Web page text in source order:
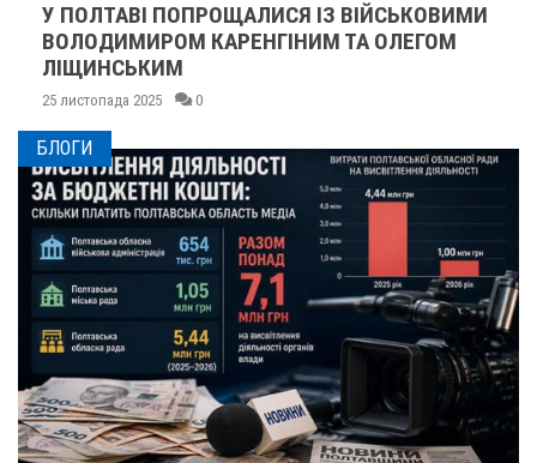
У ПОЛТАВІ ПОПРОЩАЛИСЯ ІЗ ВІЙСЬКОВИМИ
ВОЛОДИМИРОМ КАРЕНГІНИМ ТА ОЛЕГОМ
ЛІЩИНСЬКИМ
25 листопада 2025 0
БЛОГИ